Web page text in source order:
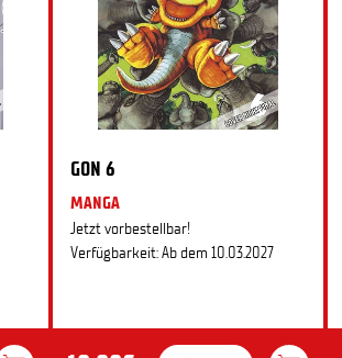
GON 6
MANGA
Jetzt vorbestellbar!
Verfügbarkeit: Ab dem 10.03.2027